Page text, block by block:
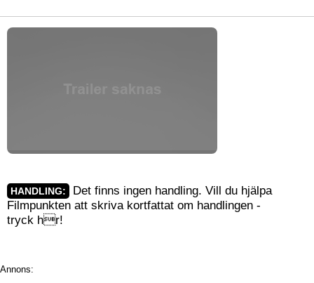
HANDLING:
Det finns ingen handling. Vill du hjälpa
Filmpunkten att skriva kortfattat om handlingen -
tryck hr!
Annons: